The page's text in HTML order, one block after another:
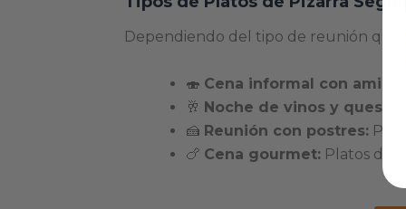
Dependiendo del tipo de reunión que
🍣 Cena informal con amigos:
🥂 Noche de vinos y quesos:
🍰 Reunión con postres:
🍗 Cena gourmet: Platos de